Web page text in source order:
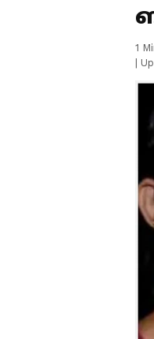
1